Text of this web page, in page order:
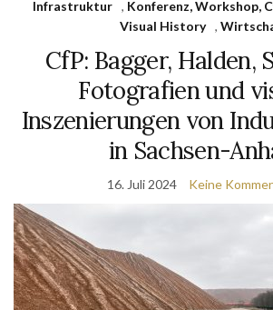
Infrastruktur , Konferenz, Workshop,
Visual History
,
CfP: Bagger, Halden,
Fotografien und
Inszenierungen von
in Sachsen-
16. Juli 2024 Keine